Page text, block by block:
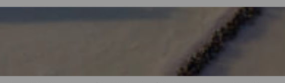
museerna och sevärdheterna på La Palma